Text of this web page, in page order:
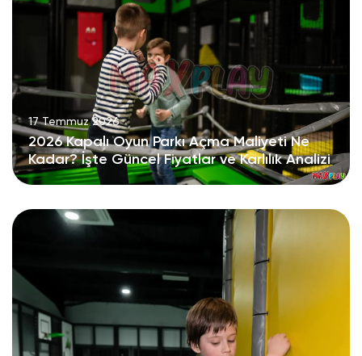
17 Temmuz 2026
2026 Kapalı Oyun Parkı Açma Maliyeti Ne
Kadar? İşte Güncel Fiyatlar ve Karlılık Analizi